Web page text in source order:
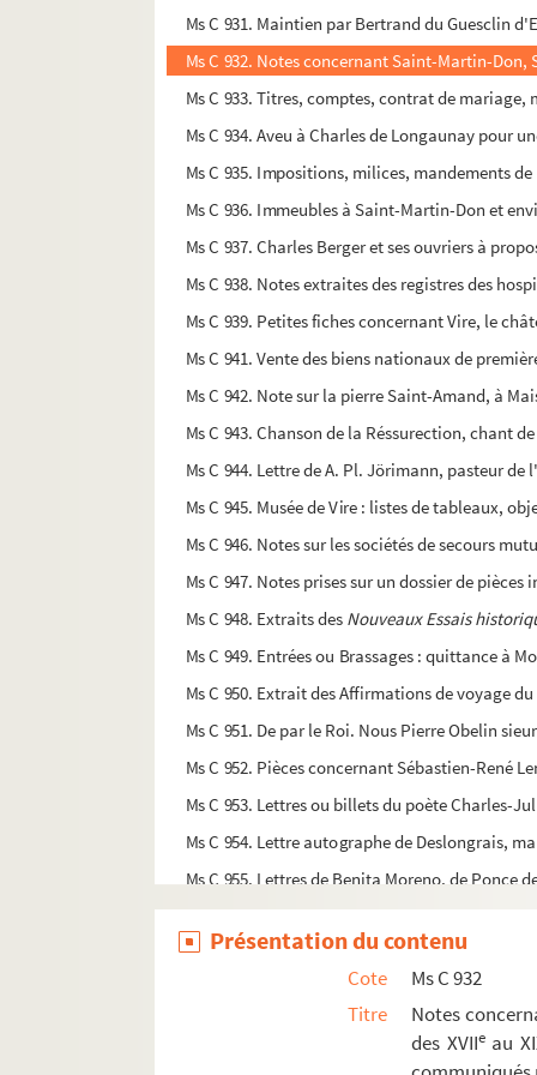
Ms C 931. Maintien par Bertrand du Guesclin
Ms C 932. Notes concernant Saint-Martin-
Ms C 933. Titres, comptes, contrat de
Ms C 934. Aveu à Charles de Longaunay pour
Ms C 935. Impositions, milices, mandements
Ms C 936. Immeubles à Saint-Martin-Don et
Ms C 937. Charles Berger et ses ouvriers à
Ms C 938. Notes extraites des registres des
Ms C 939. Petites fiches concernant Vire, le
Ms C 941. Vente des biens nationaux de
Ms C 942. Note sur la pierre Saint-Amand, à
Ms C 943. Chanson de la Réssurection, chant
Ms C 944. Lettre de A. Pl. Jörimann, pasteur
Ms C 945. Musée de Vire : listes de tableaux,
Ms C 946. Notes sur les sociétés de secours
Ms C 947. Notes prises sur un dossier de pièces
Ms C 948. Extraits des Nouveaux Essais
Ms C 949. Entrées ou Brassages : quittance à
Ms C 950. Extrait des Affirmations de voyage
Ms C 951. De par le Roi. Nous Pierre Obelin
Ms C 952. Pièces concernant Sébastien-René
Ms C 953. Lettres ou billets du poète Charles-
Ms C 954. Lettre autographe de Deslongrais,
Ms C 955. Lettres de Benita Moreno, de Ponce
Ms C 956. Notices biographiques : Rocherullé
Ms C 957. Notes généalogiques sur les
Ms C 958. Copies de documents relatifs : aux
Ms C 959. A leur santé : copies de l'affiche
Ms C 960. Convention nationale, comité
Présentation du contenu
Cote
Ms C 932
Titre
Notes
des XVIIeau